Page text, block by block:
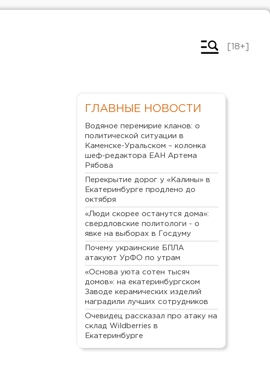
[18+]
ГЛАВНЫЕ НОВОСТИ
Водяное перемирие кланов: о
политической ситуации в
Каменске-Уральском – колонка
шеф-редактора ЕАН Артема
Рябова
Перекрытие дорог у «Калины» в
Екатеринбурге продлено до
октября
«Люди скорее останутся дома»:
свердловские политологи - о
явке на выборах в Госдуму
Почему украинские БПЛА
атакуют УрФО по утрам
«Основа уюта сотен тысяч
домов»: на екатеринбургском
Заводе керамических изделий
наградили лучших сотрудников
Очевидец рассказал про атаку на
склад Wildberries в
Екатеринбурге